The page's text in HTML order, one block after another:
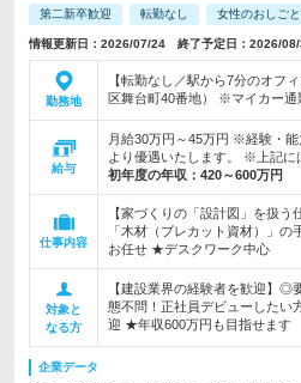
第二新卒歓迎 転勤なし 女性のおしご
情報更新日：2026/07/24 終了予定日：2026/08/
勤務地
【転勤なし／駅から7分のオフ
区舞台町40番地） ※マイカー通
給与
月給30万円～45万円 ※経験・
より優遇いたします。 ※上記に
初年度の年収： 420～600万円
仕事内容
【家づくりの「設計図」を扱
「木材（プレカット資材）」
お任せ ★デスクワーク中心
対象と
なる方
【建設業界の経験者を歓迎】
態不問！正社員デビューしたい
迎 ★年収600万円も目指せます
企業データ